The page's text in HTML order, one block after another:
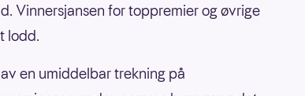
Vinnersjansen for toppremier og øvrige
lodd.
en umiddelbar trekning på